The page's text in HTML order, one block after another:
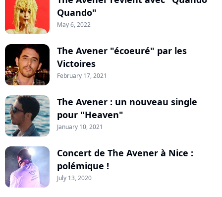
Quando"
May 6, 2022
The Avener "écoeuré" par les
Victoires
February 17, 2021
The Avener : un nouveau single
pour "Heaven"
January 10, 2021
Concert de The Avener à Nice :
polémique !
July 13, 2020